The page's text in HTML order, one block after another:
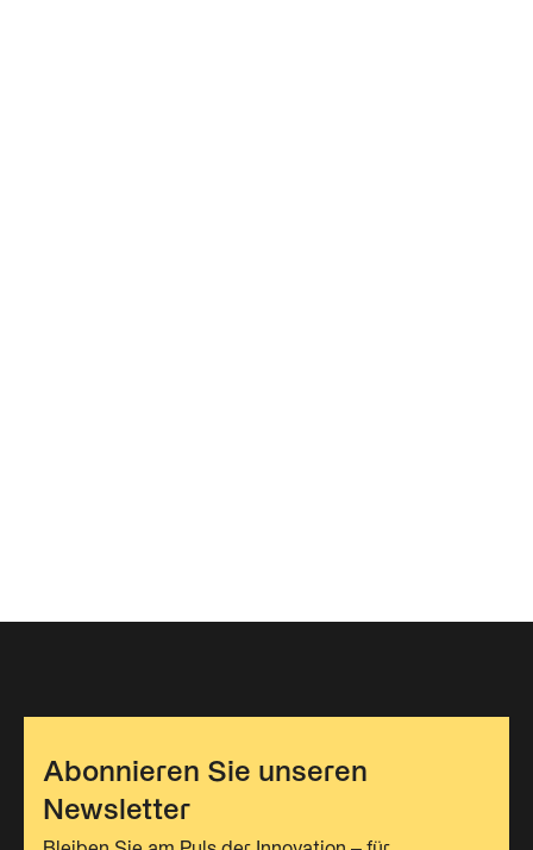
Abonnieren Sie unseren
Newsletter